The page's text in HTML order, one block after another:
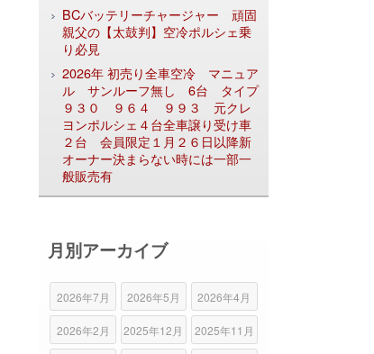
BCバッテリーチャージャー 頑固
親父の【太鼓判】空冷ポルシェ乗
り必見
2026年 初売り全車空冷 マニュア
ル サンルーフ無し 6台 タイプ
９３０ ９６４ ９９３ 元クレ
ヨンポルシェ４台全車譲り受け車
２台 会員限定１月２６日以降新
オーナー決まらない時には一部一
般販売有
月別アーカイブ
2026年7月 2026年5月 2026年4月
2026年2月 2025年12月 2025年11月